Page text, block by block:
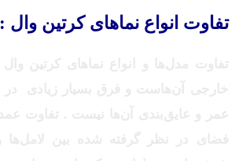
تفاوت انواع نماهای کرتین وال :